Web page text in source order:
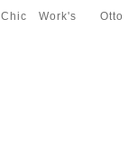
Chic Work's Otto